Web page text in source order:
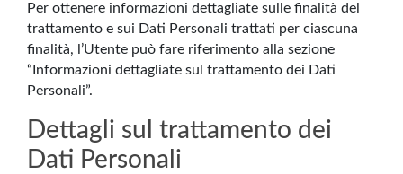
Per ottenere informazioni dettagliate sulle finalità del
trattamento e sui Dati Personali trattati per ciascuna
finalità, l’Utente può fare riferimento alla sezione
“Informazioni dettagliate sul trattamento dei Dati
Personali”.
Dettagli sul trattamento dei
Dati Personali